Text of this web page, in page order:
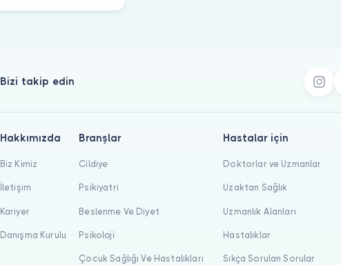
Bizi takip edin
Hakkımızda
Biz Kimiz
İletişim
Kariyer
Danışma Kurulu
Branşlar
Cildiye
Psikiyatri
Beslenme Ve Diyet
Psikoloji
Çocuk Sağlığı Ve Hastalıkları
Hastalar için
Doktorlar ve Uzmanlar
Uzaktan Sağlık
Uzmanlık Alanları
Hastalıklar
Sıkça Sorulan Sorular